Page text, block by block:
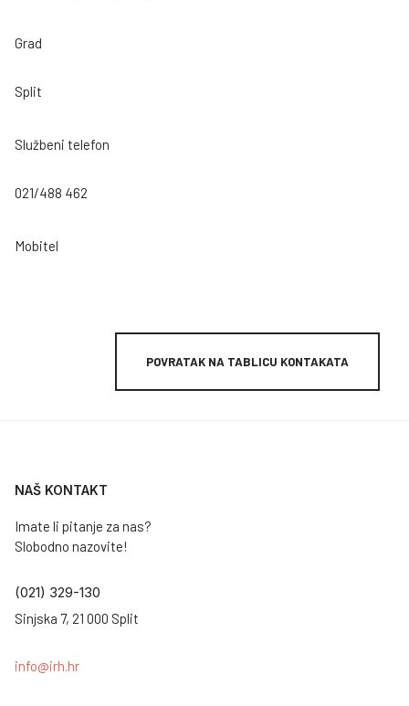
Grad
Split
Službeni telefon
021/488 462
Mobitel
POVRATAK NA TABLICU KONTAKATA
NAŠ KONTAKT
Imate li pitanje za nas?
Slobodno nazovite!
(021) 329-130
Sinjska 7, 21 000 Split
info@irh.hr